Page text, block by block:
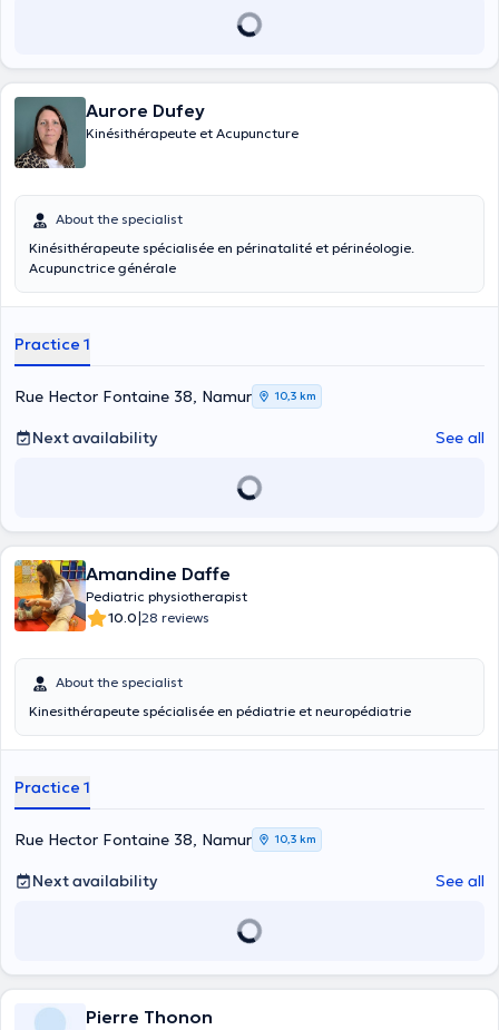
Aurore Dufey
Kinésithérapeute et Acupuncture
About the specialist
Kinésithérapeute spécialisée en périnatalité et périnéologie.
Acupunctrice générale
Practice 1
Rue Hector Fontaine 38, Namur 10,3 km
Next availability See all
Amandine Daffe
Pediatric physiotherapist
10.0|28 reviews
About the specialist
Kinesithérapeute spécialisée en pédiatrie et neuropédiatrie
Practice 1
Rue Hector Fontaine 38, Namur 10,3 km
Next availability See all
Pierre Thonon